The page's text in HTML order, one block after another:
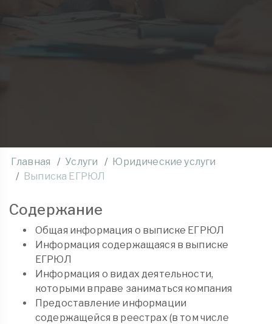
Главная Услуги
Юридические услуги
Выписка ЕГРЮЛ
Содержание
Общая информация о выписке ЕГРЮЛ
Информация содержащаяся в выписке
ЕГРЮЛ
Информация о видах деятельности,
которыми вправе заниматься компания
Предоставление информации
содержащейся в реестрах (в том числе